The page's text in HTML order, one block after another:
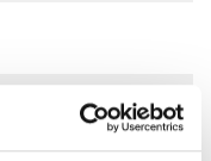
keurmerk
verwerking
in NL